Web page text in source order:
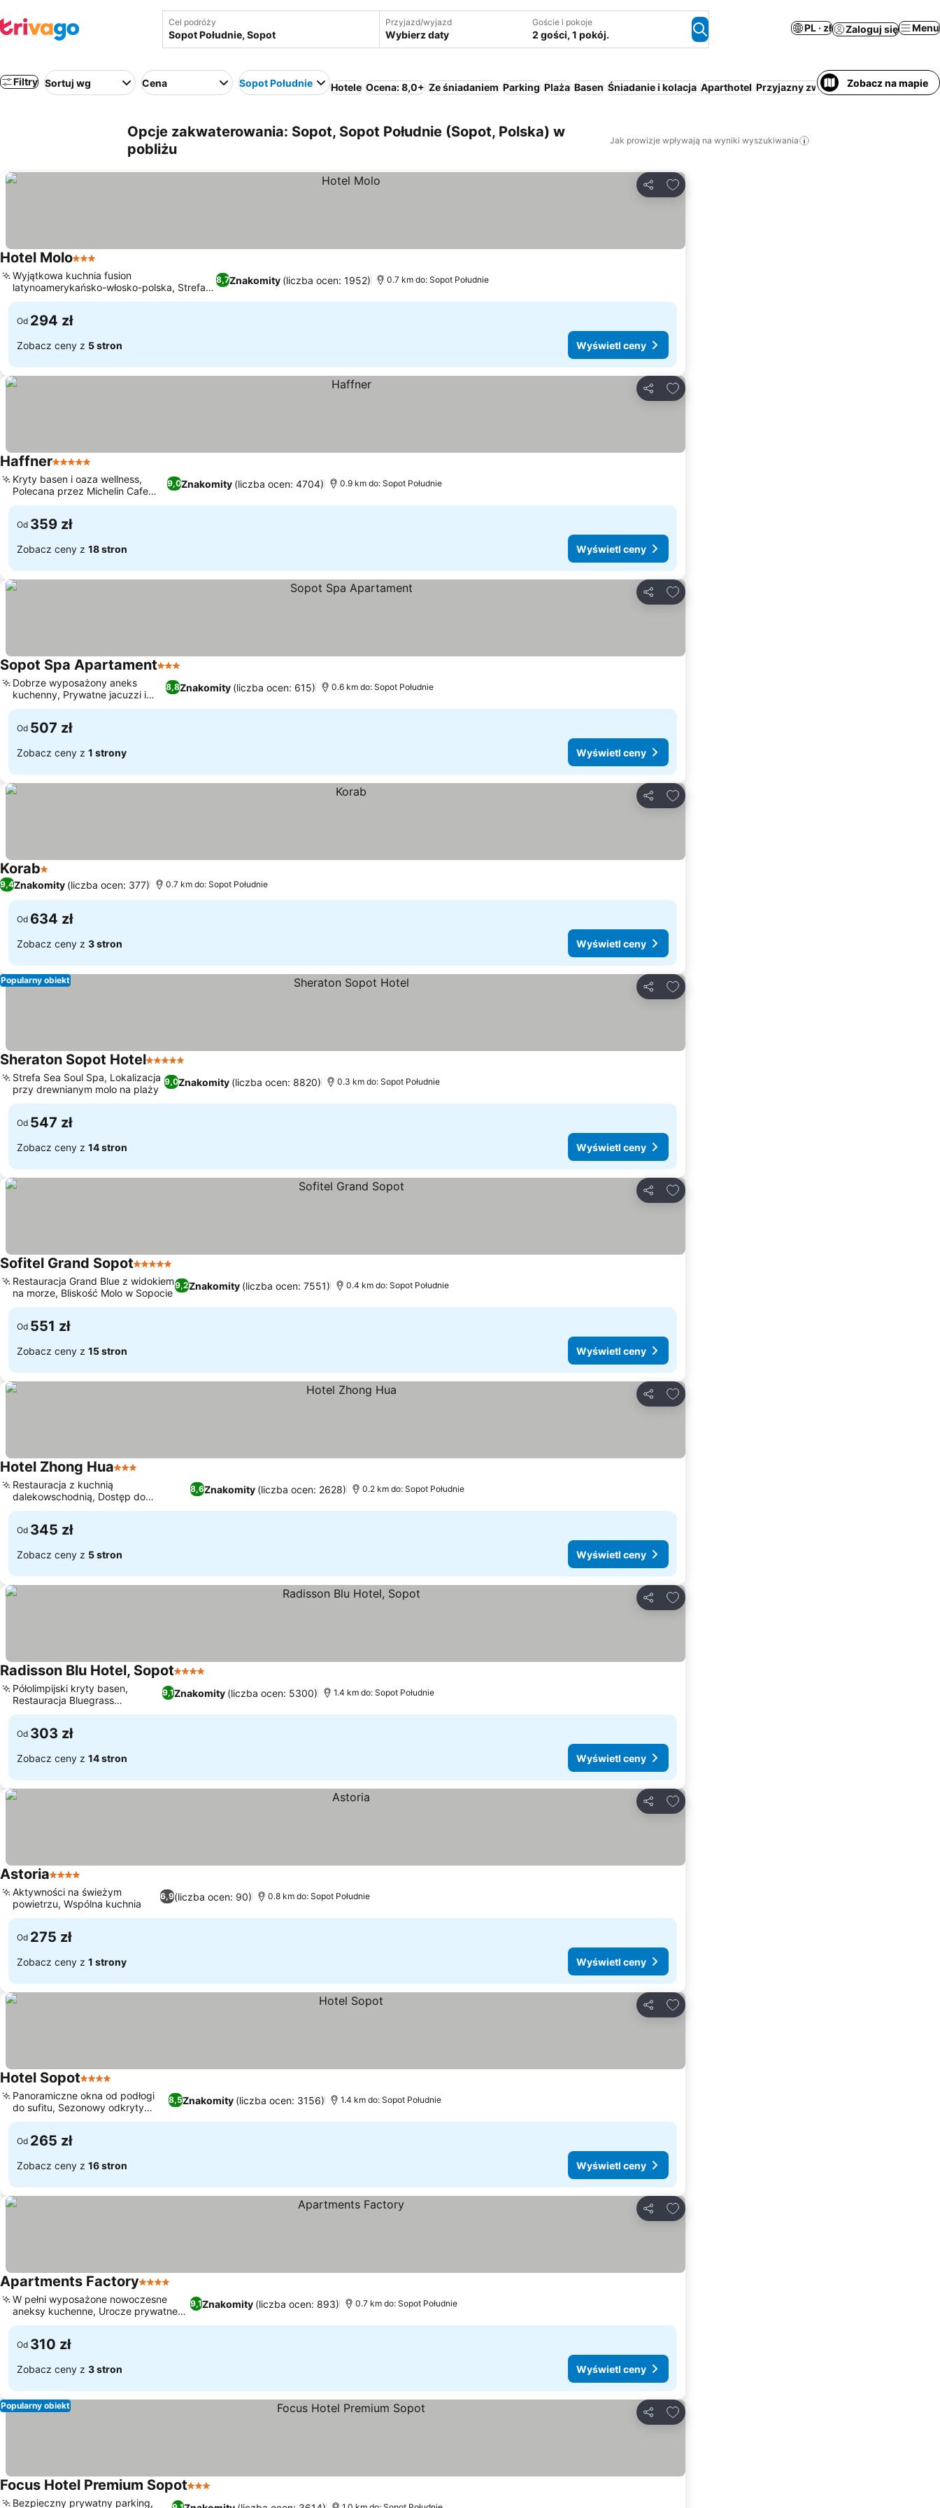
Cel podróży Przyjazd/wyjazd
Wybierz daty
Goście i pokoje
2 gości, 1 pokój.
PL · zł Zaloguj się Menu
Filtry Sortuj wg Cena Sopot Południe Hotele Ocena: 8,0+ Ze śniadaniem Parking Plaża Basen Śniadanie i kolacja Aparthotel Przyjazny zwierzętom Cały dom/
Zobacz na mapie
Opcje zakwaterowania: Sopot, Sopot Południe (Sopot, Polska) w
pobliżu
Jak prowizje wpływają na wyniki wyszukiwania
Udostępnij
Dodaj do ulubionych
Hotel Molo3 Kategoria
8,7Znakomity (liczba ocen: 1952)
Wyjątkowa kuchnia fusion
latynoamerykańsko-włosko-polska, Strefa
spa z różnorodnymi zabiegami
0.7 km do: Sopot Południe
Od 294 zł
Zobacz ceny z 5 stron Wyświetl ceny
Udostępnij
Dodaj do ulubionych
Haffner5 Kategoria
9,0Znakomity (liczba ocen: 4704)
Kryty basen i oaza wellness,
Polecana przez Michelin Cafe
Xander
0.9 km do: Sopot Południe
Od 359 zł
Zobacz ceny z 18 stron Wyświetl ceny
Udostępnij
Dodaj do ulubionych
Sopot Spa Apartament3 Kategoria
8,8Znakomity (liczba ocen: 615)
Dobrze wyposażony aneks
kuchenny, Prywatne jacuzzi i
wanna
0.6 km do: Sopot Południe
Od 507 zł
Zobacz ceny z 1 strony Wyświetl ceny
Udostępnij
Dodaj do ulubionych
Korab1 Kategoria
9,4Znakomity (liczba ocen: 377) 0.7 km do: Sopot Południe
Od 634 zł
Zobacz ceny z 3 stron Wyświetl ceny
Udostępnij
Dodaj do ulubionych
Popularny obiekt
Sheraton Sopot Hotel5 Kategoria
9,0Znakomity (liczba ocen: 8820)
Strefa Sea Soul Spa, Lokalizacja
przy drewnianym molo na plaży
0.3 km do: Sopot Południe
Od 547 zł
Zobacz ceny z 14 stron Wyświetl ceny
Udostępnij
Dodaj do ulubionych
Sofitel Grand Sopot5 Kategoria
9,2Znakomity (liczba ocen: 7551)
Restauracja Grand Blue z widokiem
na morze, Bliskość Molo w Sopocie
0.4 km do: Sopot Południe
Od 551 zł
Zobacz ceny z 15 stron Wyświetl ceny
Udostępnij
Dodaj do ulubionych
Hotel Zhong Hua3 Kategoria
8,6Znakomity (liczba ocen: 2628)
Restauracja z kuchnią
dalekowschodnią, Dostęp do
prywatnej piaszczystej plaży
0.2 km do: Sopot Południe
Od 345 zł
Zobacz ceny z 5 stron Wyświetl ceny
Udostępnij
Dodaj do ulubionych
Radisson Blu Hotel, Sopot4 Kategoria
9,1Znakomity (liczba ocen: 5300)
Półolimpijski kryty basen,
Restauracja Bluegrass
Mediterranean
1.4 km do: Sopot Południe
Od 303 zł
Zobacz ceny z 14 stron Wyświetl ceny
Udostępnij
Dodaj do ulubionych
Astoria4 Kategoria
6,9(liczba ocen: 90)
Aktywności na świeżym
powietrzu, Wspólna kuchnia
0.8 km do: Sopot Południe
Od 275 zł
Zobacz ceny z 1 strony Wyświetl ceny
Udostępnij
Dodaj do ulubionych
Hotel Sopot4 Kategoria
8,5Znakomity (liczba ocen: 3156)
Panoramiczne okna od podłogi
do sufitu, Sezonowy odkryty
basen
1.4 km do: Sopot Południe
Od 265 zł
Zobacz ceny z 16 stron Wyświetl ceny
Udostępnij
Dodaj do ulubionych
Apartments Factory4 Kategoria
9,1Znakomity (liczba ocen: 893)
W pełni wyposażone nowoczesne
aneksy kuchenne, Urocze prywatne
werandy
0.7 km do: Sopot Południe
Od 310 zł
Zobacz ceny z 3 stron Wyświetl ceny
Udostępnij
Dodaj do ulubionych
Popularny obiekt
Focus Hotel Premium Sopot3 Kategoria
Bezpieczny prywatny parking,